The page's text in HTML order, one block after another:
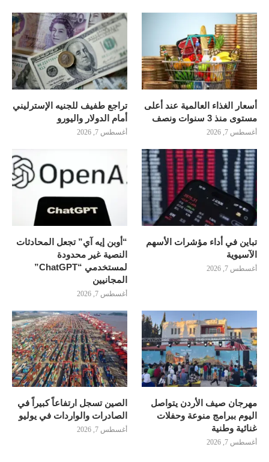
أسعار الغذاء العالمية عند أعلى
مستوى منذ 3 سنوات ونصف
أغسطس 7, 2026
تراجع طفيف للجنيه الإسترليني
أمام الدولار واليورو
أغسطس 7, 2026
تباين في أداء مؤشرات الأسهم
الآسيوية
أغسطس 7, 2026
“أوبن إيه آي” تجعل المحادثات
النصية غير محدودة
لمستخدمي “ChatGPT”
المجانيين
أغسطس 7, 2026
مهرجان صيف الأردن يتواصل
اليوم ببرامج منوعة وحفلات
غنائية وطنية
أغسطس 7, 2026
الصين تسجل ارتفاعاً كبيراً في
الصادرات والواردات في يوليو
أغسطس 7, 2026